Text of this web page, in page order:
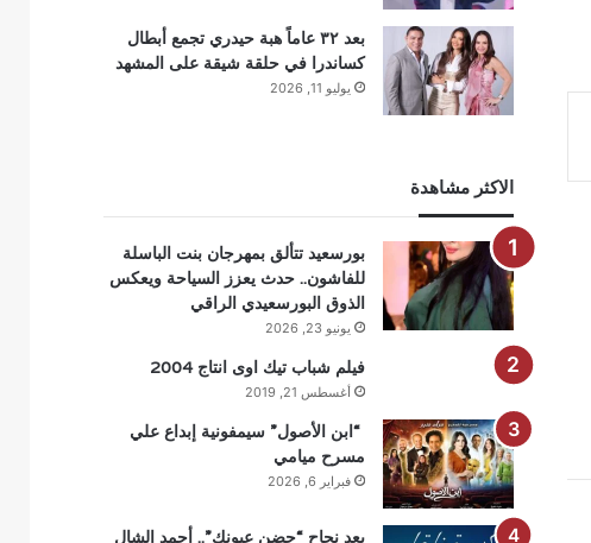
بعد ٣٢ عاماً هبة حيدري تجمع أبطال
كساندرا في حلقة شيقة على المشهد
يوليو 11, 2026
الاكثر مشاهدة
بورسعيد تتألق بمهرجان بنت الباسلة
للفاشون.. حدث يعزز السياحة ويعكس
الذوق البورسعيدي الراقي
يونيو 23, 2026
فيلم شباب تيك اوى انتاج 2004
أغسطس 21, 2019
“ابن الأصول” سيمفونية إبداع علي
مسرح ميامي
فبراير 6, 2026
بعد نجاح “حضن عيونك”.. أحمد الشال